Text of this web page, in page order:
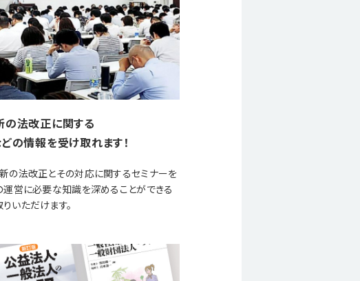
の法改正に関する
の情報を受け取れます！
の法改正とその対応に関するセミナーを
運営に必要な知識を深めることができる
いただけます。